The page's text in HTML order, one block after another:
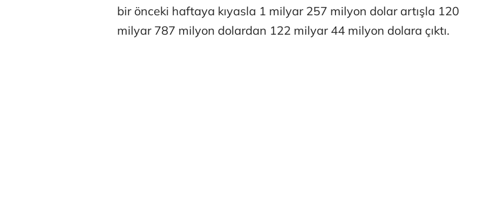
bir önceki haftaya kıyasla 1 milyar 257 milyon dolar artışla 120
milyar 787 milyon dolardan 122 milyar 44 milyon dolara çıktı.